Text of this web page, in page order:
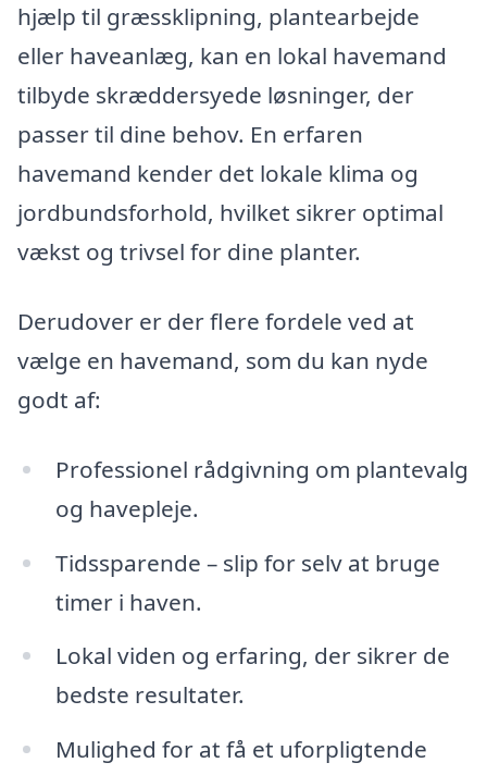
hjælp til græssklipning, plantearbejde
eller haveanlæg, kan en lokal havemand
tilbyde skræddersyede løsninger, der
passer til dine behov. En erfaren
havemand kender det lokale klima og
jordbundsforhold, hvilket sikrer optimal
vækst og trivsel for dine planter.
Derudover er der flere fordele ved at
vælge en havemand, som du kan nyde
godt af:
Professionel rådgivning om plantevalg
og havepleje.
Tidssparende – slip for selv at bruge
timer i haven.
Lokal viden og erfaring, der sikrer de
bedste resultater.
Mulighed for at få et uforpligtende